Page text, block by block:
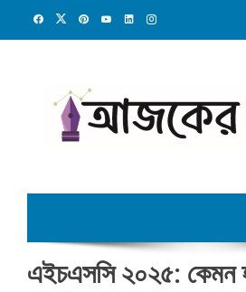
এইচএসসি ২০২৫: কেমন